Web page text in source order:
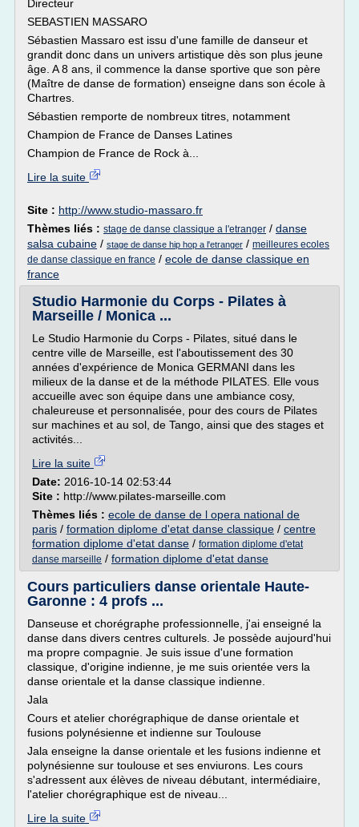
Directeur
SEBASTIEN MASSARO
Sébastien Massaro est issu d'une famille de danseur et
grandit donc dans un univers artistique dès son plus jeune
âge. A 8 ans, il commence la danse sportive que son père
(Maître de danse de formation) enseigne dans son école à
Chartres.
Sébastien remporte de nombreux titres, notamment
Champion de France de Danses Latines
Champion de France de Rock à...
Lire la suite
Site : http://www.studio-massaro.fr
Thèmes liés : stage de danse classique a l'etranger / danse
salsa cubaine / stage de danse hip hop a l'etranger / meilleures ecoles
de danse classique en france / ecole de danse classique en
france
Studio Harmonie du Corps - Pilates à
Marseille / Monica ...
Le Studio Harmonie du Corps - Pilates, situé dans le
centre ville de Marseille, est l'aboutissement des 30
années d'expérience de Monica GERMANI dans les
milieux de la danse et de la méthode PILATES. Elle vous
accueille avec son équipe dans une ambiance cosy,
chaleureuse et personnalisée, pour des cours de Pilates
sur machines et au sol, de Tango, ainsi que des stages et
activités...
Lire la suite
Date: 2016-10-14 02:53:44
Site : http://www.pilates-marseille.com
Thèmes liés : ecole de danse de l opera national de
paris / formation diplome d'etat danse classique / centre
formation diplome d'etat danse / formation diplome d'etat
danse marseille / formation diplome d'etat danse
Cours particuliers danse orientale Haute-
Garonne : 4 profs ...
Danseuse et chorégraphe professionnelle, j'ai enseigné la
danse dans divers centres culturels. Je possède aujourd'hui
ma propre compagnie. Je suis issue d'une formation
classique, d'origine indienne, je me suis orientée vers la
danse orientale et la danse classique indienne.
Jala
Cours et atelier chorégraphique de danse orientale et
fusions polynésienne et indienne sur Toulouse
Jala enseigne la danse orientale et les fusions indienne et
polynésienne sur toulouse et ses enviurons. Les cours
s'adressent aux élèves de niveau débutant, intermédiaire,
l'atelier chorégraphique est de niveau...
Lire la suite